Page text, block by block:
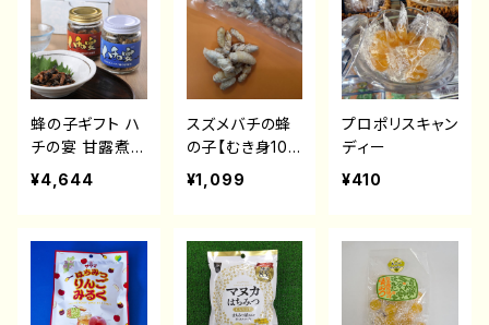
蜂の子ギフト ハ
チの宴 甘露煮・
塩味の2本セット
¥4,644
スズメバチの蜂
の子【むき身100
g】
¥1,099
プロポリスキャン
ディー
¥410